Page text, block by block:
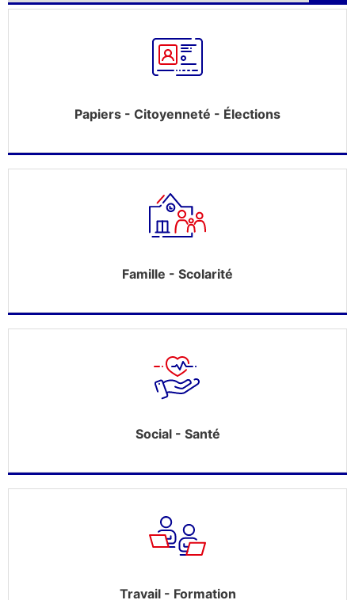
Papiers - Citoyenneté - Élections
Famille - Scolarité
Social - Santé
Travail - Formation